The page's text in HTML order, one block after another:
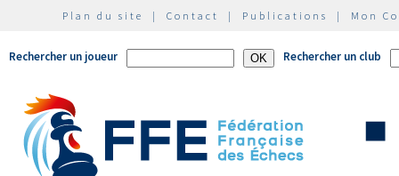
Plan du site | Contact | Publications | Mon
Rechercher un joueur Rechercher un club